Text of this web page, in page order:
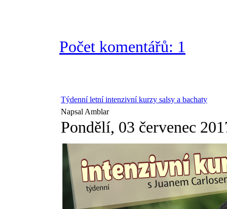
Počet komentářů: 1
Týdenní letní intenzivní kurzy salsy a bachaty
Napsal Amblar
Pondělí, 03 červenec